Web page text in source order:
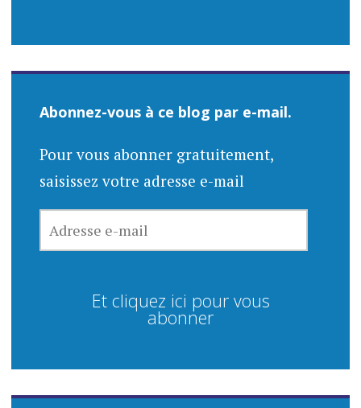
Abonnez-vous à ce blog par e-mail.
Pour vous abonner gratuitement,
saisissez votre adresse e-mail
E-
MAIL
Et cliquez ici pour vous
abonner